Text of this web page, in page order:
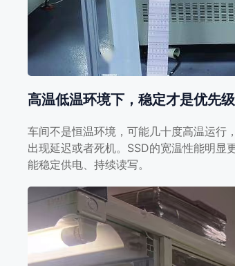
高温低温环境下，稳定才是优先级
车间不是恒温环境，可能几十度高温运行
出现延迟或者死机。SSD的宽温性能明
能稳定供电、持续读写。